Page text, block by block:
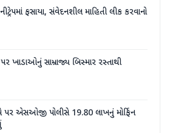
ફસાયા, સંવેદનશીલ માહિતી લીક કરવાનો
ખાડાઓનું સામ્રાજ્ય બિસ્માર રસ્તાથી
પર એસઓજી પોલીસે 19.80 લાખનું મોર્ફિન